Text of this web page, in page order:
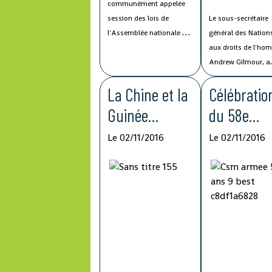
communément appelée
session des lois de
l'Assemblée nationale de
guinéen en présence des
membres du
diplomatiques et d'autres
invités de marque.
l'impunité,
selon
Le sous-secrétaire
général des
aux droits de
Andrew Gilmour, a
présenté mercredi
Conseil des droits
Haut-Commissaire
situation en Guinée,
qui subsistent
lutte contre
La Chine et la
Guinée
s'engagent à
renforcer la
coopération
Le 02/11/2016
du 58e
anniversaire
de l'armée
dans la
sobriété
Le 02/11/2016